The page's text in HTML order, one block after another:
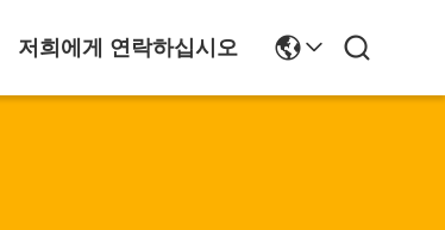
저희에게 연락하십시오